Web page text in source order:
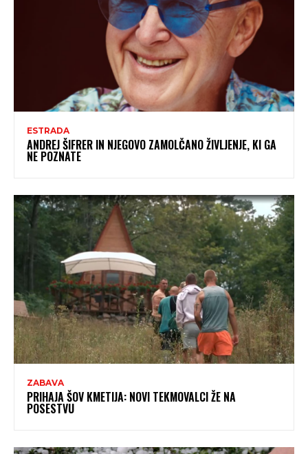
ESTRADA
ANDREJ ŠIFRER IN NJEGOVO ZAMOLČANO ŽIVLJENJE, KI GA
NE POZNATE
ZABAVA
PRIHAJA ŠOV KMETIJA: NOVI TEKMOVALCI ŽE NA
POSESTVU